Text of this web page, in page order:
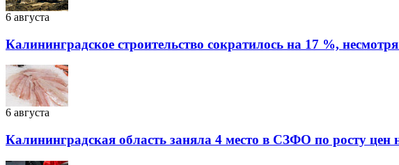
6 августа
Калининградское строительство сократилось на 17 %,
6 августа
Калининградская область заняла 4 место в СЗФО по росту цен